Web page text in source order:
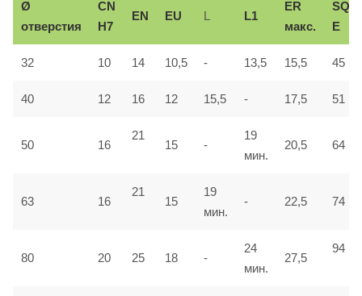
Ø
отверстия
СN
H7
EN EU L L1
ER
макс.
SQ
E
32 10 14 10,5 - 13,5 15,5 45
40 12 16 12 15,5 - 17,5 51
50 16
21
15 -
19
мин.
20,5 64
63 16
21
15
19
мин.
- 22,5 74
80 20 25 18 -
24
мин.
27,5
94